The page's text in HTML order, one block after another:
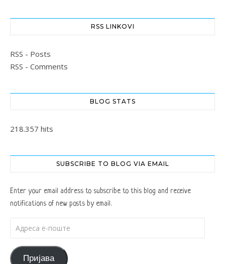
RSS LINKOVI
RSS - Posts
RSS - Comments
BLOG STATS
218.357 hits
SUBSCRIBE TO BLOG VIA EMAIL
Enter your email address to subscribe to this blog and receive
notifications of new posts by email.
Пријава